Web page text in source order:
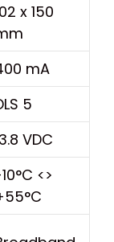
x 150
mA
5
VDC
<>